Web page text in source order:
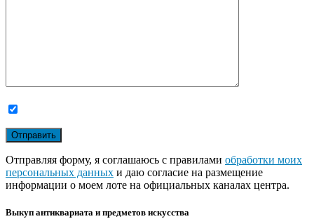
Отправляя форму, я соглашаюсь с правилами обработки моих
персональных данных и даю согласие на размещение
информации о моем лоте на официальных каналах центра.
Выкуп антиквариата и предметов искусства